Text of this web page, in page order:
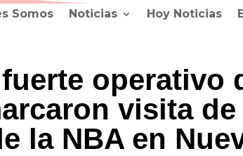
Somos Noticias Hoy Noticias
operativo
visita de
la NBA en